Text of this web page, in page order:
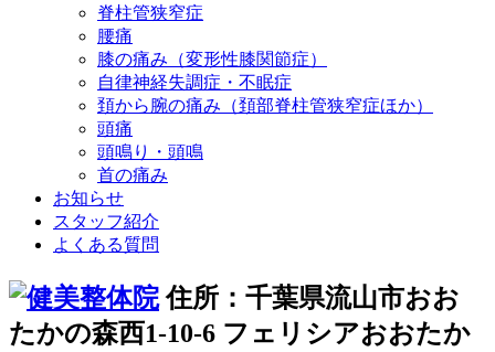
脊柱管狭窄症
腰痛
膝の痛み（変形性膝関節症）
自律神経失調症・不眠症
頚から腕の痛み（頚部脊柱管狭窄症ほか）
頭痛
頭鳴り・頭鳴
首の痛み
お知らせ
スタッフ紹介
よくある質問
住所：千葉県流山市おお
たかの森西1-10-6 フェリシアおおたか